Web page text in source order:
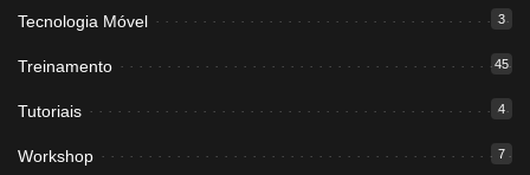
Tecnologia Móvel 3
Treinamento 45
Tutoriais 4
Workshop 7